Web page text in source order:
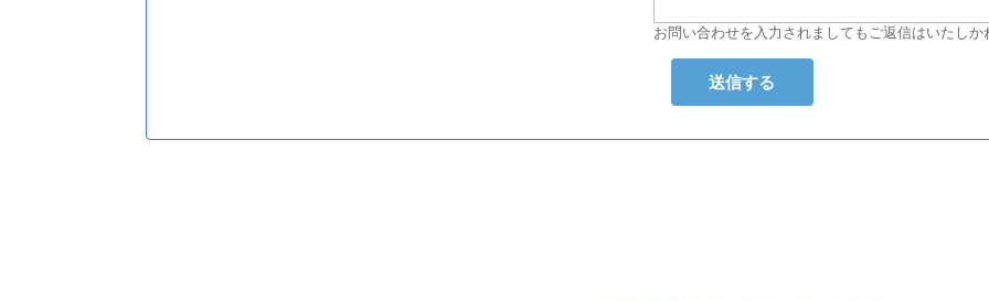
お問い合わせを入力されましてもご返信はいたしか